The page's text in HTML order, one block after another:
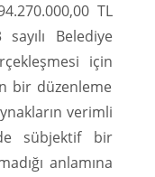
TL
Belediye
için
bir düzenleme
verimli
sübjektif bir
anlamına